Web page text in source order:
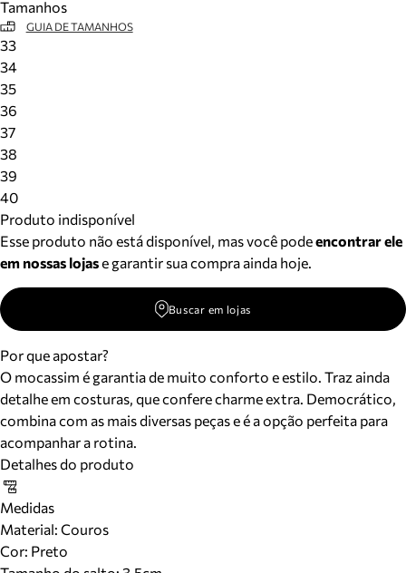
Tamanhos
GUIA DE TAMANHOS
33
34
35
36
37
38
39
40
Produto indisponível
Esse produto não está disponível, mas você podeencontrar ele
em nossas lojase garantir sua compra ainda hoje.
Buscar em lojas
Por que apostar?
O mocassim é garantia de muito conforto e estilo. Traz ainda
detalhe em costuras, que confere charme extra. Democrático,
combina com as mais diversas peças e é a opção perfeita para
acompanhar a rotina.
Detalhes do produto
Medidas
Material: Couros
Cor: Preto